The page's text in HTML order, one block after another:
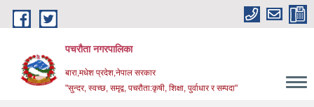
Skip to main content
पचरौता नगरपालिका
बारा,मधेश प्रदेश,नेपाल सरकार
"सुन्दर, स्वच्छ, समृद्व, पचरौता:कृषी, शिक्षा, पुर्वाधार र सम्पदा"